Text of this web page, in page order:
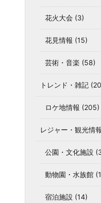
花火大会 (3)
花見情報 (15)
芸術・音楽 (58)
トレンド・雑記
ロケ地情報 (205)
レジャー・観光情
公園・文化施設
動物園・水族館
宿泊施設 (14)